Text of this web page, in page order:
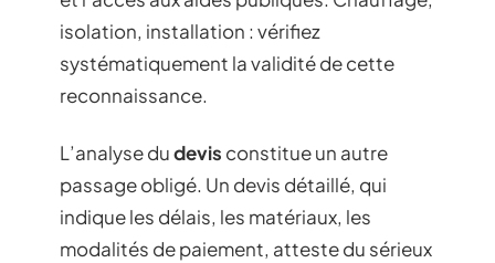
isolation, installation : vérifiez
systématiquement la validité de cette
reconnaissance.
L’analyse dudevis constitue un autre
passage obligé. Un devis détaillé, qui
indique les délais, les matériaux, les
modalités de paiement, atteste du sérieux